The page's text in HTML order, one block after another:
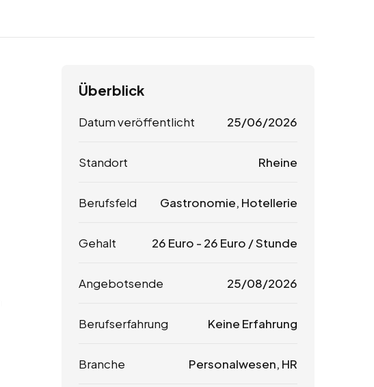
Überblick
Datum veröffentlicht 25/06/2026
Standort Rheine
Berufsfeld Gastronomie, Hotellerie
Gehalt 26 Euro - 26 Euro / Stunde
Angebotsende 25/08/2026
Berufserfahrung Keine Erfahrung
Branche Personalwesen, HR